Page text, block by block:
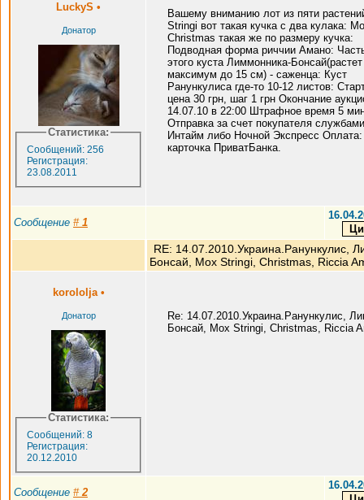
LuckyS •
Донатор
Статистика:
Сообщений: 256
Регистрация:
23.08.2011
Вашему вниманию лот из пяти
Stringi вот такая кучка с два кулака:
Christmas такая же по размеру кучка:
Подводная форма риччии Амано:
этого куста Лиммонника-Бонсай(растет
максимум до 15 см) - саженца: Куст
Ранункулиса где-то 10-12 листов:
цена 30 грн, шаг 1 грн Окончание
14.07.10 в 22:00 Штрафное время 5
Отправка за счет покупателя службами
Интайм либо Ночной Экспресс Оплата:
карточка ПриватБанка.
Сообщение # 1
RE: 14.07.2010.Украина.Ранункулис,
Бонсай, Мох Stringi, Christmas, Riccia
korololja •
Донатор
Статистика:
Сообщений: 8
Регистрация:
20.12.2010
Re: 14.07.2010.Украина.Ранункулис,
Бонсай, Мох Stringi, Christmas, Riccia
Сообщение #2